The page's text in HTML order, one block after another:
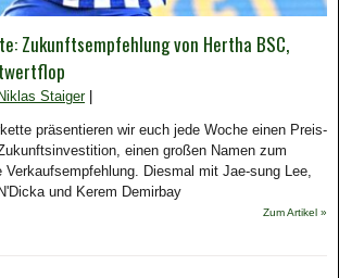
Zukunftsempfehlung von Hertha BSC,
Niklas Staiger|
präsentieren wir euch jede Woche einen Preis-
einen großen Namen zum
Verkaufsempfehlung. Diesmal mit Jae-sung Lee,
und Kerem Demirbay
Zum Artikel »